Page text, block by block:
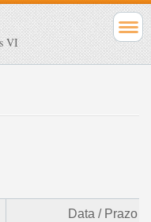
VI
Data / Prazo